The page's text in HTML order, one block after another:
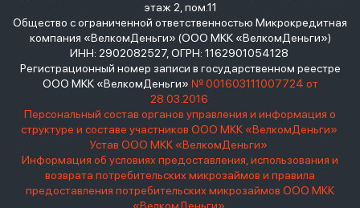
этаж 2, пом.11
Общество с ограниченной ответственностью Микрокредитная
компания «ВелкомДеньги» (ООО МКК «ВелкомДеньги»)
ИНН: 2902082527, ОГРН: 1162901054128
Регистрационный номер записи в государственном реестре
ООО МКК «ВелкомДеньги» № 001603111007724 от
28.03.2016
Персональный состав органов управления и информация о
структуре и составе участников ООО МКК «ВелкомДеньги»
Устав ООО МКК «ВелкомДеньги»
Информация об условиях предоставления, использования и
возврата потребительских микрозаймов и правила
предоставления потребительских микрозаймов ООО МКК